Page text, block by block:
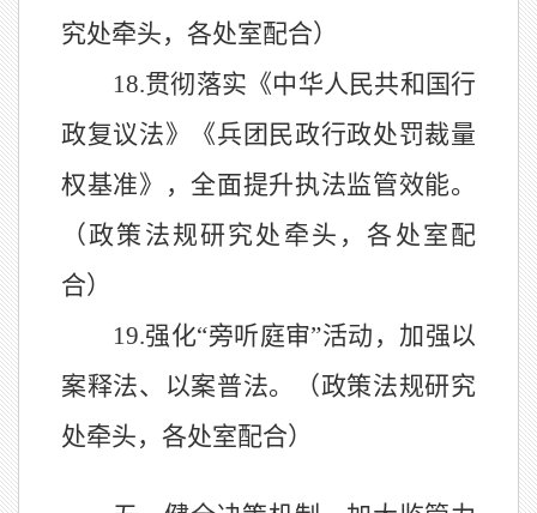
究处牵头，各处室配合）
18.贯彻落实 《中华人民共和国行
政复议法》
《兵团 民政行政处罚裁量
权基准》，全面提升执法监管效能。
（政策法规研究处牵头，各处室配
合）
19.强化“旁听庭审”活动，加强以
案释法、以案普法。（政策法规研究
处牵头，各处室配合）